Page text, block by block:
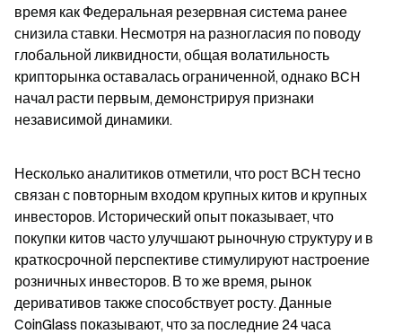
время как Федеральная резервная система ранее
снизила ставки. Несмотря на разногласия по поводу
глобальной ликвидности, общая волатильность
крипторынка оставалась ограниченной, однако BCH
начал расти первым, демонстрируя признаки
независимой динамики.
Несколько аналитиков отметили, что рост BCH тесно
связан с повторным входом крупных китов и крупных
инвесторов. Исторический опыт показывает, что
покупки китов часто улучшают рыночную структуру и в
краткосрочной перспективе стимулируют настроение
розничных инвесторов. В то же время, рынок
деривативов также способствует росту. Данные
CoinGlass показывают, что за последние 24 часа